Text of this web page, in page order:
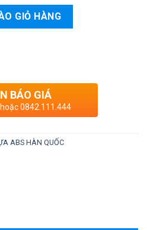
số lượng
GIỎ HÀNG
BÁO GIÁ
0842.111.444
ABS HÀN QUỐC